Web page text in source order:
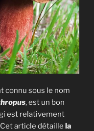
connu sous le nom
, est un bon
est relativement
article détaille la